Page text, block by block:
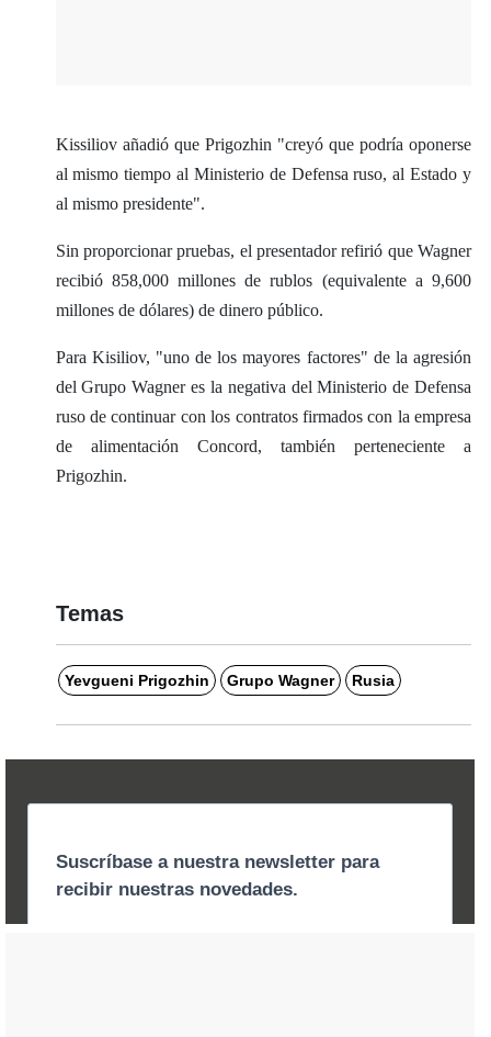
Kissiliov añadió que Prigozhin "creyó que podría oponerse
al mismo tiempo al Ministerio de Defensa ruso, al Estado y
al mismo presidente".
Sin proporcionar pruebas, el presentador refirió que Wagner
recibió 858,000 millones de rublos (equivalente a 9,600
millones de dólares) de dinero público.
Para Kisiliov, "uno de los mayores factores" de la agresión
del Grupo Wagner es la negativa del Ministerio de Defensa
ruso de continuar con los contratos firmados con la empresa
de alimentación Concord, también perteneciente a
Prigozhin.
Temas
Yevgueni Prigozhin Grupo Wagner Rusia